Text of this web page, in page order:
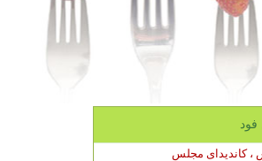
فود
، کاندیدای مجلس